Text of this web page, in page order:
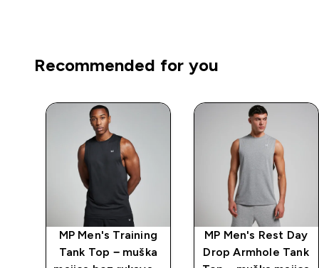
Recommended for you
MP Men's Training
Tank Top − muška
MP Men's Rest Day
Drop Armhole Tank